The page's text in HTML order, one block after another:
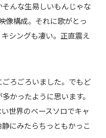
んな生易しいもんじゃな
像構成。それに歌がとっ
シングも凄い。正直震え
ろごろいました。でもど
かったように思います。
世界のベースソロでキャ
にみたらちっともかっこ